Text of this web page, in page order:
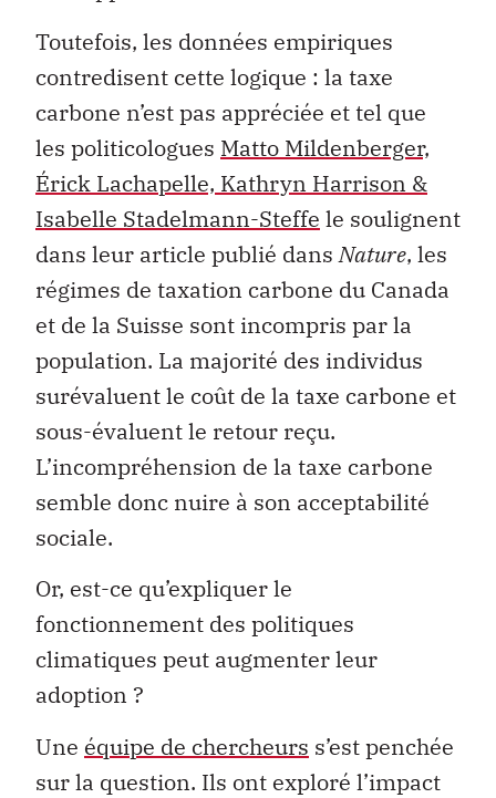
Toutefois, les données empiriques
contredisent cette logique : la taxe
carbone n’est pas appréciée et tel que
les politicologues Matto Mildenberger,
Érick Lachapelle, Kathryn Harrison &
Isabelle Stadelmann-Steffe le soulignent
dans leur article publié dansNature, les
régimes de taxation carbone du Canada
et de la Suisse sont incompris par la
population. La majorité des individus
surévaluent le coût de la taxe carbone et
sous-évaluent le retour reçu.
L’incompréhension de la taxe carbone
semble donc nuire à son acceptabilité
sociale.
Or, est-ce qu’expliquer le
fonctionnement des politiques
climatiques peut augmenter leur
adoption ?
Une équipe de chercheurs s’est penchée
sur la question. Ils ont exploré l’impact